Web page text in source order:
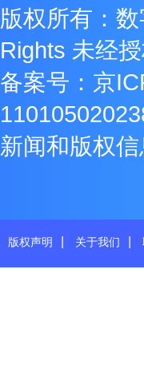
版权所有：
Rights 未经
备案号： 京
新闻和版权
版权声明 关于我们